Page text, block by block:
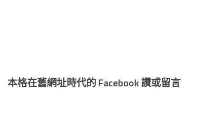
本格在舊網址時代的 Facebook 讚或留言